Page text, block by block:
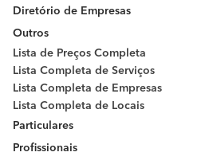
Diretório de Empresas
Outros
Lista de Preços Completa
Lista Completa de Serviços
Lista Completa de Empresas
Lista Completa de Locais
Particulares
Profissionais